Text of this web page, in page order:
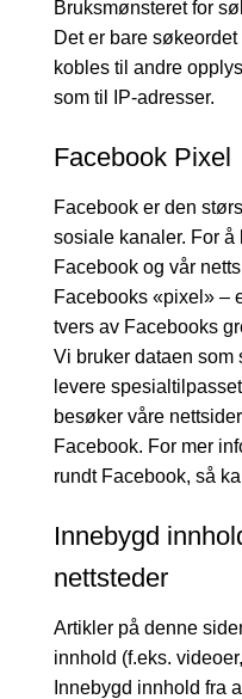
Bruksmønsteret for
Det er bare
kobles til andre
som til IP-adresser.
Facebook Pixel
Facebook er den
sosiale kanaler. For
Facebook og vår
Facebooks «pixel» –
tvers av Facebooks
Vi bruker dataen som
levere
besøker våre
Facebook. For mer
rundt Facebook, så
Innebygd
nettsteder
Artikler på denne
innhold (f.eks.
Innebygd innhold fra